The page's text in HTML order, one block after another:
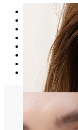
Mørkelilla